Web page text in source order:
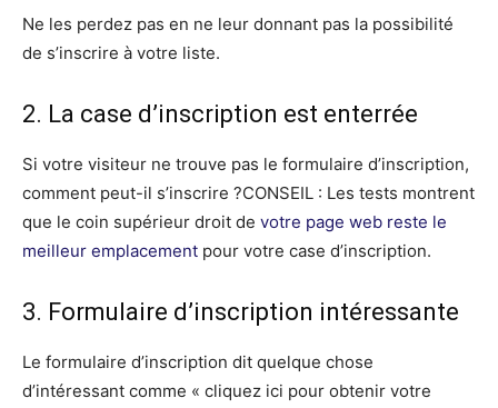
Ne les perdez pas en ne leur donnant pas la possibilité
de s’inscrire à votre liste.
2. La case d’inscription est enterrée
Si votre visiteur ne trouve pas le formulaire d’inscription,
comment peut-il s’inscrire ?CONSEIL : Les tests montrent
que le coin supérieur droit de votre page web reste le
meilleur emplacement pour votre case d’inscription.
3. Formulaire d’inscription intéressante
Le formulaire d’inscription dit quelque chose
d’intéressant comme « cliquez ici pour obtenir votre